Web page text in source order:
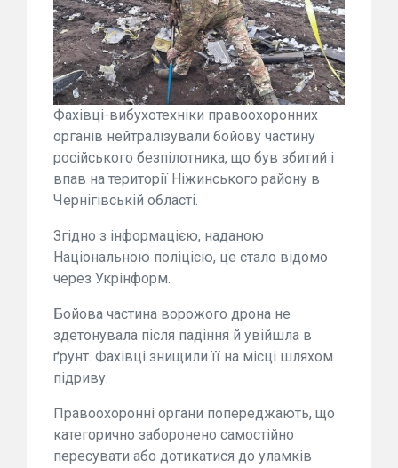
Фахівці-вибухотехніки правоохоронних
органів нейтралізували бойову частину
російського безпілотника, що був збитий і
впав на території Ніжинського району в
Чернігівській області.
Згідно з інформацією, наданою
Національною поліцією, це стало відомо
через Укрінформ.
Бойова частина ворожого дрона не
здетонувала після падіння й увійшла в
ґрунт. Фахівці знищили її на місці шляхом
підриву.
Правоохоронні органи попереджають, що
категорично заборонено самостійно
пересувати або дотикатися до уламків